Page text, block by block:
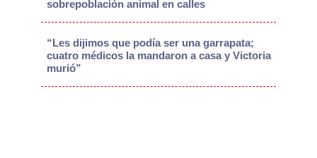
sobrepoblación animal en calles
“Les dijimos que podía ser una garrapata;
cuatro médicos la mandaron a casa y Victoria
murió”